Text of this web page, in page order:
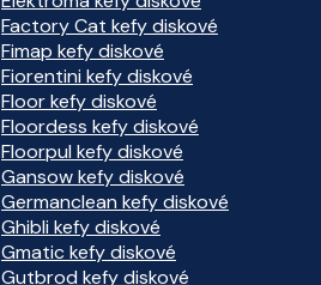
Factory Cat kefy diskové
Fimap kefy diskové
Fiorentini kefy diskové
Floor kefy diskové
Floordess kefy diskové
Floorpul kefy diskové
Gansow kefy diskové
Germanclean kefy diskové
Ghibli kefy diskové
Gmatic kefy diskové
Gutbrod kefy diskové